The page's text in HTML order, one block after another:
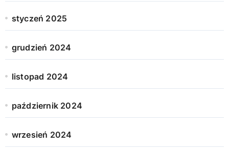
styczeń 2025
grudzień 2024
listopad 2024
październik 2024
wrzesień 2024